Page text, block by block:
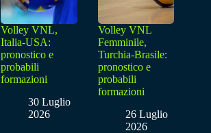
Volley VNL,
Italia-USA:
pronostico e
probabili
formazioni
30 Luglio
2026
Volley VNL
Femminile,
Turchia-Brasile:
pronostico e
probabili
formazioni
26 Luglio
2026